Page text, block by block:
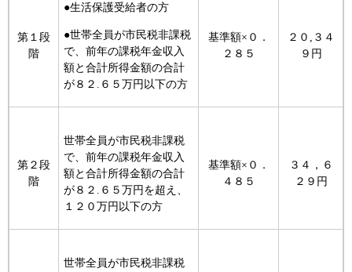
第１段
階
●生活保護受給者の方
●世帯全員が市民税非課税
で、前年の課税年金収入
額と合計所得金額の合計
が８２.６５万円以下の方
基準額×０．
２８５
２０,３４
９円
第２段
階
世帯全員が市民税非課税
で、前年の課税年金収入
額と合計所得金額の合計
が８２.６５万円を超え、
１２０万円以下の方
基準額×０．
４８５
３４，６
２９円
世帯全員が市民税非課税